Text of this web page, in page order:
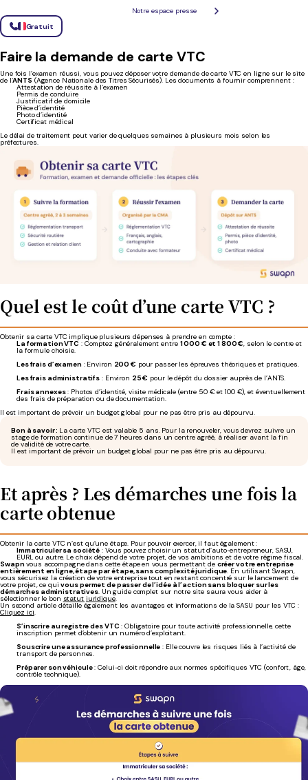
Notre espace presse
Gratuit
La cartographie et la réglementation locale
Une fois la théorie réussie, vous serez convoqué pour l’épreuve pratique. Il est conseillé de bien
s’entraîner avec un formateur.
Faire la demande de carte VTC
Une fois l’examen réussi, vous pouvez déposer votre demande de carte VTC en ligne sur le site
de l’ANTS (Agence Nationale des Titres Sécurisés). Les documents à fournir comprennent :
Attestation de réussite à l’examen
Permis de conduire
Justificatif de domicile
Pièce d’identité
Photo d’identité
Certificat médical
Le délai de traitement peut varier de quelques semaines à plusieurs mois selon les
préfectures.
Quel est le coût d’une carte VTC ?
Obtenir sa carte VTC implique plusieurs dépenses à prendre en compte :
La formation VTC : Comptez généralement entre 1 000 € et 1 800 € , selon le centre et
la formule choisie.
Les frais d’examen: Environ 200 € pour passer les épreuves théoriques et pratiques.
Les frais administratifs : Environ 25 € pour le dépôt du dossier auprès de l’ANTS.
Frais annexes: Photos d’identité, visite médicale (entre 50 € et 100 €), et éventuellement
des frais de préparation ou de documentation.
Il est important de prévoir un budget global pour ne pas être pris au dépourvu.
Bon à savoir : La carte VTC est valable 5 ans. Pour la renouveler, vous devrez suivre un
stage de formation continue de 7 heures dans un centre agréé, à réaliser avant la fin
de validité de votre carte.
Il est important de prévoir un budget global pour ne pas être pris au dépourvu.
Et après ? Les démarches une fois la
carte obtenue
Obtenir la carte VTC n’est qu’une étape. Pour pouvoir exercer, il faut également :
Immatriculer sa société : Vous pouvez choisir un statut d’auto-entrepreneur, SASU,
EURL ou autre. Le choix dépend de votre projet, de vos ambitions et de votre régime fiscal.
Swapnvous accompagne dans cette étape en vous permettant de créer votre entreprise
entièrement en ligne, étape par étape, sans complexité juridique . En utilisant Swapn,
vous sécurisez la création de votre entreprise tout en restant concentré sur le lancement de
votre projet, ce quivous permet de passer de l’idée à l’action sans bloquer sur les
démarches administratives . Un guide complet sur notre site saura vous aider à
sélectionner le bon statut juridique.
Un second article détaille également les avantages et informations de la SASU pour les VTC :
Cliquez ici
S’inscrire au registre des VTC : Obligatoire pour toute activité professionnelle, cette
inscription permet d’obtenir un numéro d’exploitant.
Souscrire une assurance professionnelle : Elle couvre les risques liés à l’activité de
transport de personnes.
Préparer son véhicule: Celui-ci doit répondre aux normes spécifiques VTC (confort, âge,
contrôle technique).